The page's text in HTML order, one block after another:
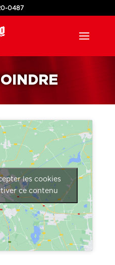
0487
les cookies
ce contenu